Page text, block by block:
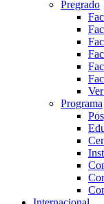
Pregrado
Programa